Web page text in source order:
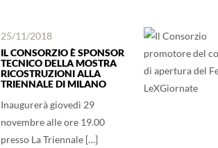
25/11/2018
IL CONSORZIO È SPONSOR
TECNICO DELLA MOSTRA
RICOSTRUZIONI ALLA
TRIENNALE DI MILANO
Inaugurerà giovedì 29
novembre alle ore 19.00
presso La Triennale […]